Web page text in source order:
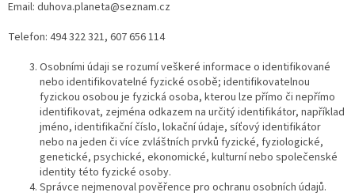
Email: duhova.planeta@seznam.cz
Telefon: 494 322 321, 607 656 114
Osobními údaji se rozumí veškeré informace o identifikované
nebo identifikovatelné fyzické osobě; identifikovatelnou
fyzickou osobou je fyzická osoba, kterou lze přímo či nepřímo
identifikovat, zejména odkazem na určitý identifikátor, například
jméno, identifikační číslo, lokační údaje, síťový identifikátor
nebo na jeden či více zvláštních prvků fyzické, fyziologické,
genetické, psychické, ekonomické, kulturní nebo společenské
identity této fyzické osoby.
Správce nejmenoval pověřence pro ochranu osobních údajů.